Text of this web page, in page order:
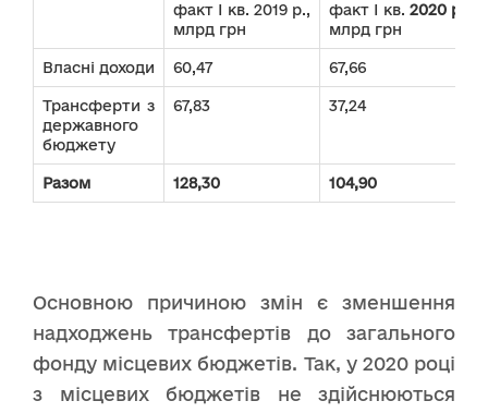
факт І кв. 2019 р.,
млрд грн
факт І кв. 2020 р.
млрд грн
Власні доходи 60,47 67,66
Трансферти з
державного
бюджету
67,83 37,24
Разом 128,30 104,90
Основною причиною змін є зменшення
надходжень трансфертів до загального
фонду місцевих бюджетів. Так, у 2020 році
з місцевих бюджетів не здійснюються